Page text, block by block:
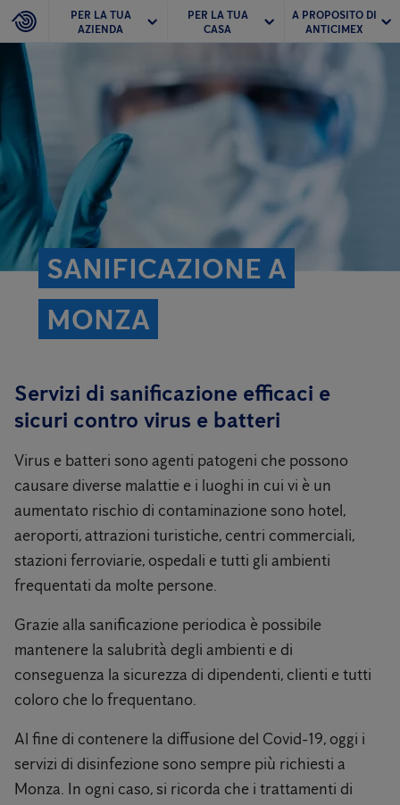
PER LA TUA
AZIENDA
PER LA TUA
CASA
A PROPOSITO DI
ANTICIMEX
SANIFICAZIONE A
MONZA
Servizi di sanificazione efficaci e
sicuri contro virus e batteri
Virus e batteri sono agenti patogeni che possono
causare diverse malattie e i luoghi in cui vi è un
aumentato rischio di contaminazione sono hotel,
aeroporti, attrazioni turistiche, centri commerciali,
stazioni ferroviarie, ospedali e tutti gli ambienti
frequentati da molte persone.
Grazie alla sanificazione periodica è possibile
mantenere la salubrità degli ambienti e di
conseguenza la sicurezza di dipendenti, clienti e tutti
coloro che lo frequentano.
Al fine di contenere la diffusione del Covid-19, oggi i
servizi di disinfezione sono sempre più richiesti a
Monza. In ogni caso, si ricorda che i trattamenti di